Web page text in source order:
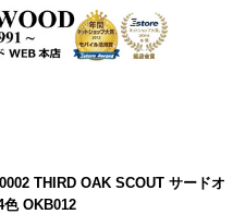
THIRD OAK SCOUT サードオ
色 OKB012